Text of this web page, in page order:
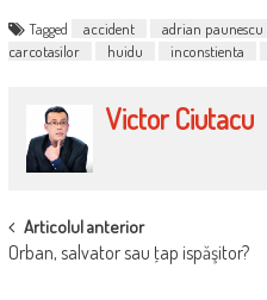
Tagged accident adrian paunescu
carcotasilor
huidu inconstienta
Victor Ciutacu
POST
NAVIGATION
Articolul anterior
Orban, salvator sau ţap ispăşitor?